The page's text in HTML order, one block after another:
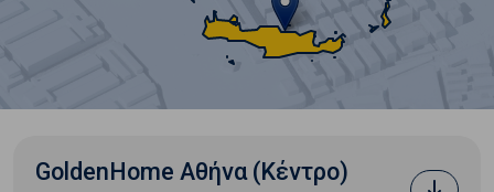
GoldenHome Αθήνα (Κέντρο)